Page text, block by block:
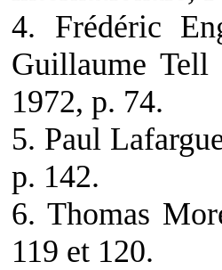
4. Frédéric
Guillaume Tell
1972, p. 74.
5. Paul
p. 142.
6. Thomas
119 et 120.